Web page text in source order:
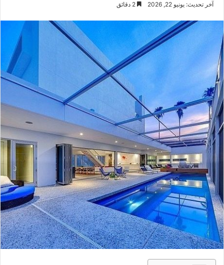
آخر تحديث: يونيو 22, 2026